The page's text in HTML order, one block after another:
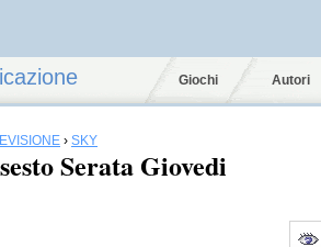
Giochi Autori
› SKY
Serata Giovedi